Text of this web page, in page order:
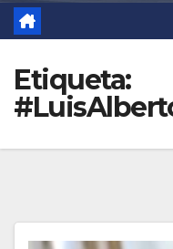
Etiqueta: